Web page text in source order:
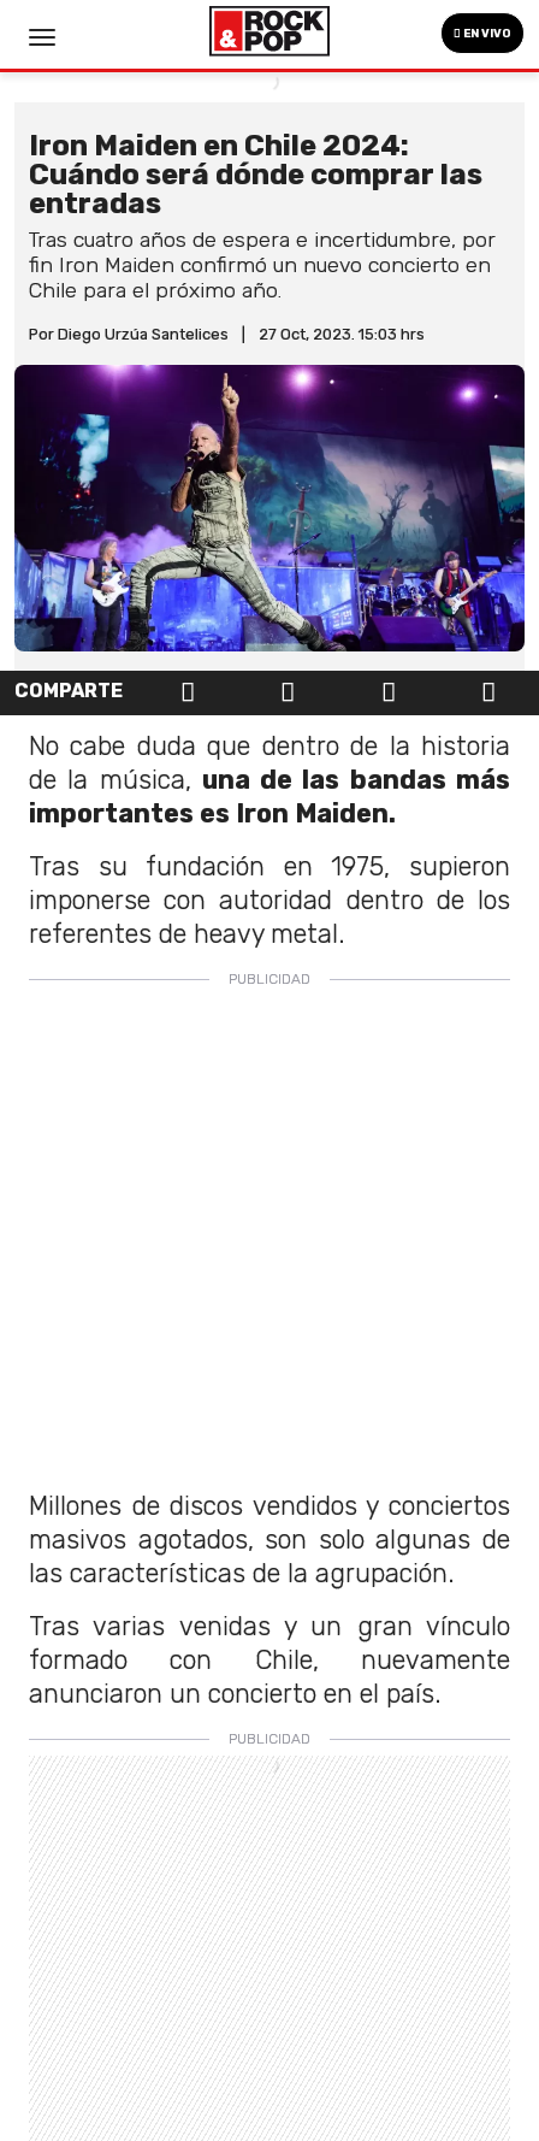
EN VIVO
Iron Maiden en Chile 2024:
Cuándo será dónde comprar las
entradas
Tras cuatro años de espera e incertidumbre, por
fin Iron Maiden confirmó un nuevo concierto en
Chile para el próximo año.
Por Diego Urzúa Santelices 27 Oct, 2023. 15:03 hrs
COMPARTE
No cabe duda que dentro de la historia
de la música, una de las bandas más
importantes es Iron Maiden.
Tras su fundación en 1975, supieron
imponerse con autoridad dentro de los
referentes de heavy metal.
Millones de discos vendidos y conciertos
masivos agotados, son solo algunas de
las características de la agrupación.
Tras varias venidas y un gran vínculo
formado con Chile, nuevamente
anunciaron un concierto en el país.